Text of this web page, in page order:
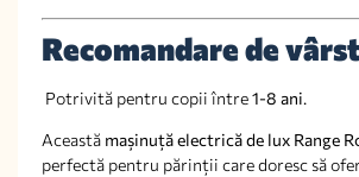
Recomandare de
Potrivită pentru copii între1-8 ani.
Această mașinuță electrică de lux Range
perfectă pentru părinții care doresc să